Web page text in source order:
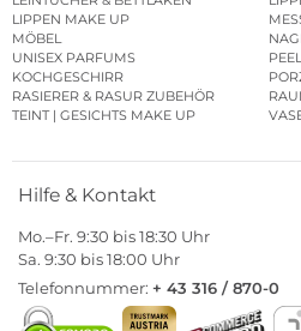
LIPPEN MAKE UP
MÖBEL
UNISEX PARFUMS
KOCHGESCHIRR
RASIERER & RASUR ZUBEHÖR
TEINT | GESICHTS MAKE UP
Hilfe & Kontakt
Mo.–Fr. 9:30 bis 18:30 Uhr
Sa. 9:30 bis 18:00 Uhr
Telefonnummer: + 43 316 / 870-0